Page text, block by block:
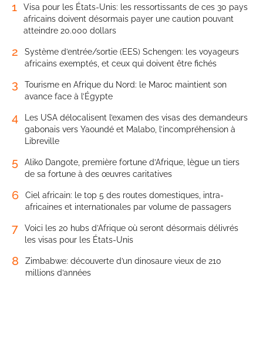
1
Visa pour les États-Unis: les ressortissants de ces 30 pays
africains doivent désormais payer une caution pouvant
atteindre 20.000 dollars
2
Système d’entrée/sortie (EES) Schengen: les voyageurs
africains exemptés, et ceux qui doivent être fichés
3
Tourisme en Afrique du Nord: le Maroc maintient son
avance face à l’Égypte
4
Les USA délocalisent l’examen des visas des demandeurs
gabonais vers Yaoundé et Malabo, l’incompréhension à
Libreville
5
Aliko Dangote, première fortune d’Afrique, lègue un tiers
de sa fortune à des œuvres caritatives
6
Ciel africain: le top 5 des routes domestiques, intra-
africaines et internationales par volume de passagers
7
Voici les 20 hubs d’Afrique où seront désormais délivrés
les visas pour les États-Unis
8
Zimbabwe: découverte d’un dinosaure vieux de 210
millions d’années